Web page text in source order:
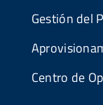
Gestión del
Centro de